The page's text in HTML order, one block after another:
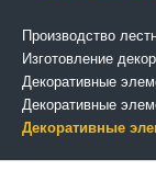
Производство
Изготовление
Декоративные
Декоративные
Декоративные